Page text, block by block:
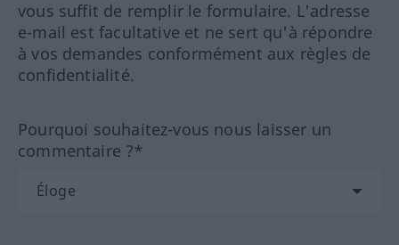
vous suffit de remplir le formulaire. L'adresse
e-mail est facultative et ne sert qu'à répondre
à vos demandes conformément aux règles de
confidentialité.
Pourquoi souhaitez-vous nous laisser un
commentaire ?*